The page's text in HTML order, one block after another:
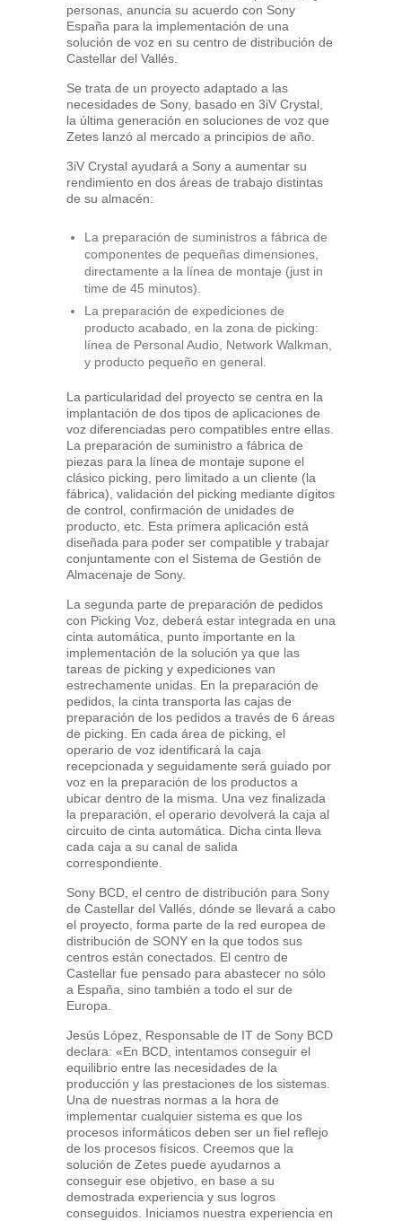
personas, anuncia su acuerdo con Sony
España para la implementación de una
solución de voz en su centro de distribución de
Castellar del Vallés.
Se trata de un proyecto adaptado a las
necesidades de Sony, basado en 3iV Crystal,
la última generación en soluciones de voz que
Zetes lanzó al mercado a principios de año.
3iV Crystal ayudará a Sony a aumentar su
rendimiento en dos áreas de trabajo distintas
de su almacén:
La preparación de suministros a fábrica de
componentes de pequeñas dimensiones,
directamente a la línea de montaje (just in
time de 45 minutos).
La preparación de expediciones de
producto acabado, en la zona de picking:
línea de Personal Audio, Network Walkman,
y producto pequeño en general.
La particularidad del proyecto se centra en la
implantación de dos tipos de aplicaciones de
voz diferenciadas pero compatibles entre ellas.
La preparación de suministro a fábrica de
piezas para la línea de montaje supone el
clásico picking, pero limitado a un cliente (la
fábrica), validación del picking mediante dígitos
de control, confirmación de unidades de
producto, etc. Esta primera aplicación está
diseñada para poder ser compatible y trabajar
conjuntamente con el Sistema de Gestión de
Almacenaje de Sony.
La segunda parte de preparación de pedidos
con Picking Voz, deberá estar integrada en una
cinta automática, punto importante en la
implementación de la solución ya que las
tareas de picking y expediciones van
estrechamente unidas. En la preparación de
pedidos, la cinta transporta las cajas de
preparación de los pedidos a través de 6 áreas
de picking. En cada área de picking, el
operario de voz identificará la caja
recepcionada y seguidamente será guiado por
voz en la preparación de los productos a
ubicar dentro de la misma. Una vez finalizada
la preparación, el operario devolverá la caja al
circuito de cinta automática. Dicha cinta lleva
cada caja a su canal de salida
correspondiente.
Sony BCD, el centro de distribución para Sony
de Castellar del Vallés, dónde se llevará a cabo
el proyecto, forma parte de la red europea de
distribución de SONY en la que todos sus
centros están conectados. El centro de
Castellar fue pensado para abastecer no sólo
a España, sino también a todo el sur de
Europa.
Jesús López, Responsable de IT de Sony BCD
declara: «En BCD, intentamos conseguir el
equilibrio entre las necesidades de la
producción y las prestaciones de los sistemas.
Una de nuestras normas a la hora de
implementar cualquier sistema es que los
procesos informáticos deben ser un fiel reflejo
de los procesos físicos. Creemos que la
solución de Zetes puede ayudarnos a
conseguir ese objetivo, en base a su
demostrada experiencia y sus logros
conseguidos. Iniciamos nuestra experiencia en